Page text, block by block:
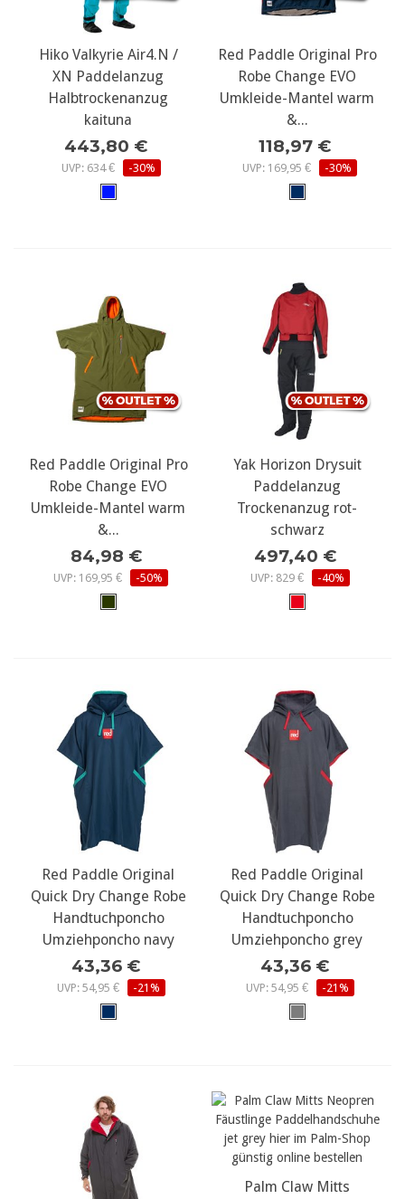
Hiko Valkyrie Air4.N /
XN Paddelanzug
Halbtrockenanzug
kaituna
443,80 €
UVP: 634 € -30%
Red Paddle Original Pro
Robe Change EVO
Umkleide-Mantel warm
&...
118,97 €
UVP: 169,95 € -30%
Red Paddle Original Pro
Robe Change EVO
Umkleide-Mantel warm
&...
84,98 €
UVP: 169,95 € -50%
Yak Horizon Drysuit
Paddelanzug
Trockenanzug rot-
schwarz
497,40 €
UVP: 829 € -40%
Red Paddle Original
Quick Dry Change Robe
Handtuchponcho
Umziehponcho navy
43,36 €
UVP: 54,95 € -21%
Red Paddle Original
Quick Dry Change Robe
Handtuchponcho
Umziehponcho grey
43,36 €
UVP: 54,95 € -21%
Palm Claw Mitts